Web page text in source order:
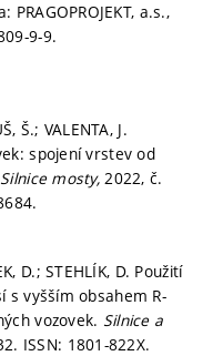
a.s.,
9-9.
Š.; VALENTA, J.
spojení vrstev od
Silnice mosty,2022, č.
D.; STEHLÍK, D. Použití
s vyšším obsahem R-
vozovek. Silnice a
ISSN: 1801-822X.